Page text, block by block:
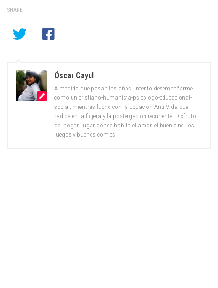
SHARE
Óscar Cayul
A medida que pasan los años, intento desempeñarme
como un cristiano-humanista-psicólogo-educacional-
social, mientras lucho con la Ecuación Anti-Vida que
radica en la flojera y la postergación recurrente. Disfruto
del hogar, lugar donde habita el amor, el buen cine, los
juegos y buenos comics